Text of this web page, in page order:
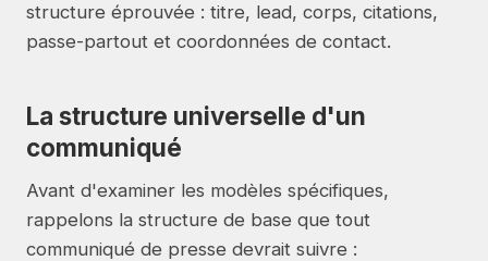
structure éprouvée : titre, lead, corps, citations,
passe-partout et coordonnées de contact.
La structure universelle d'un
communiqué
Avant d'examiner les modèles spécifiques,
rappelons la structure de base que tout
communiqué de presse devrait suivre :